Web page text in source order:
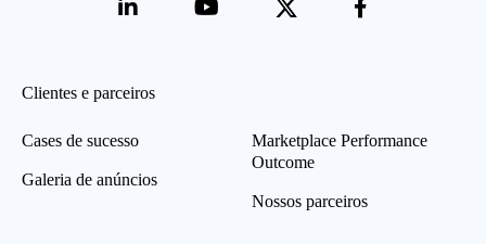
Clientes e parceiros
Cases de sucesso
Galeria de anúncios
Marketplace Performance
Outcome
Nossos parceiros